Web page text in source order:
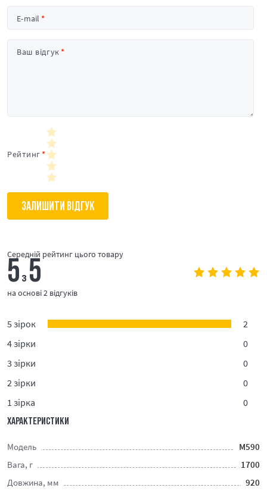
E-mail
Ваш відгук
Рейтинг
ЗАЛИШИТИ ВІДГУК
Середній рейтинг цього товару
5з5
на основі 2 відгуків
5 зірок
2
4 зірки
0
3 зірки
0
2 зірки
0
1 зірка
0
ХАРАКТЕРИСТИКИ
Модель
M590
Вага, г
1700
Довжина, мм
920